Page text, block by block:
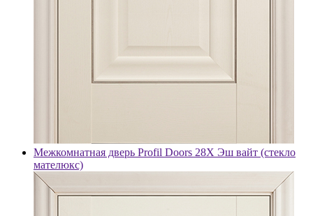
Межкомнатная дверь Profil Doors 28X Эш вайт (стекло
мателюкс)